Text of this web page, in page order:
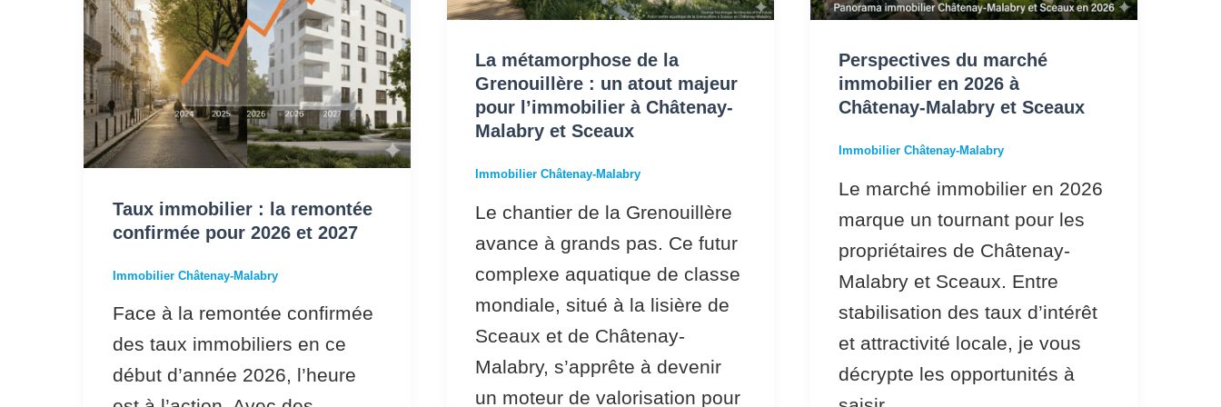
Taux immobilier : la remontée
confirmée pour 2026 et 2027
Immobilier Châtenay-Malabry
Face à la remontée confirmée
des taux immobiliers en ce
début d’année 2026, l’heure
pour
2026
et
2027
La métamorphose de la
Grenouillère : un atout majeur
pour l’immobilier à Châtenay-
Malabry et Sceaux
Immobilier Châtenay-Malabry
Le chantier de la Grenouillère
avance à grands pas. Ce futur
complexe aquatique de classe
mondiale, situé à la lisière de
Sceaux et de Châtenay-
Malabry, s’apprête à devenir
un moteur de valorisation pour
un
majeur
pour
l’immobilier
à
Malabry
et
Sceaux
Perspectives du marché
immobilier en 2026 à
Châtenay-Malabry et Sceaux
Immobilier Châtenay-Malabry
Le marché immobilier en 2026
marque un tournant pour les
propriétaires de Châtenay-
Malabry et Sceaux. Entre
stabilisation des taux d’intérêt
et attractivité locale, je vous
décrypte les opportunités à
2026
Châtenay-
Malabry